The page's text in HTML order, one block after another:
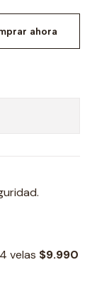
ahora
velas $9.990